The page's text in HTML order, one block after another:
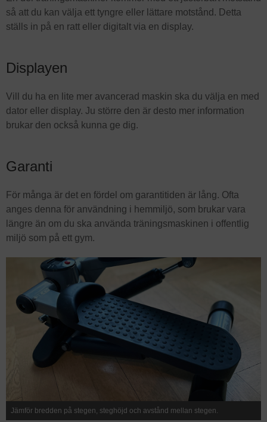
så att du kan välja ett tyngre eller lättare motstånd. Detta
ställs in på en ratt eller digitalt via en display.
Displayen
Vill du ha en lite mer avancerad maskin ska du välja en med
dator eller display. Ju större den är desto mer information
brukar den också kunna ge dig.
Garanti
För många är det en fördel om garantitiden är lång. Ofta
anges denna för användning i hemmiljö, som brukar vara
längre än om du ska använda träningsmaskinen i offentlig
miljö som på ett gym.
Jämför bredden på stegen, steghöjd och avstånd mellan stegen.